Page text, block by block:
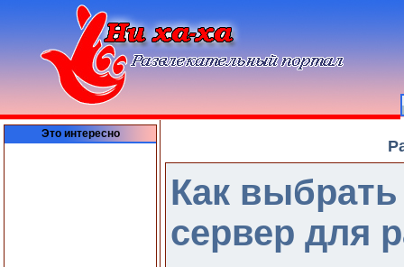
Это интересно
Как
сервер для